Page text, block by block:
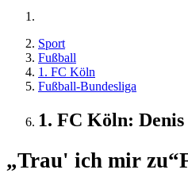
Sport
Fußball
1. FC Köln
Fußball-Bundesliga
1. FC Köln:
„Trau' ich mir zu“